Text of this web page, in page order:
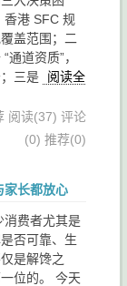
香港 SFC 规
盖范围；二
道资质”，
三是
阅读全
阅读(37) 评论
(0) 推荐(0)
家长都放心
消费者尤其是
否可靠、生
是解馋之
位的。 今天